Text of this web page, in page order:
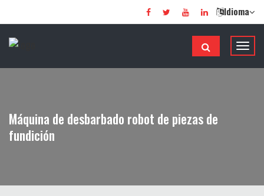
Idioma
A
Máquina de desbarbado robot de piezas de
fundición